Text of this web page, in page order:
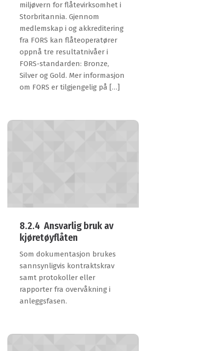
miljøvern for flåtevirksomhet i
Storbritannia. Gjennom
medlemskap i og akkreditering
fra FORS kan flåteoperatører
oppnå tre resultatnivåer i
FORS-standarden: Bronze,
Silver og Gold. Mer informasjon
om FORS er tilgjengelig på […]
8.2.4 Ansvarlig bruk av
kjøretøyflåten
Som dokumentasjon brukes
sannsynligvis kontraktskrav
samt protokoller eller
rapporter fra overvåkning i
anleggsfasen.